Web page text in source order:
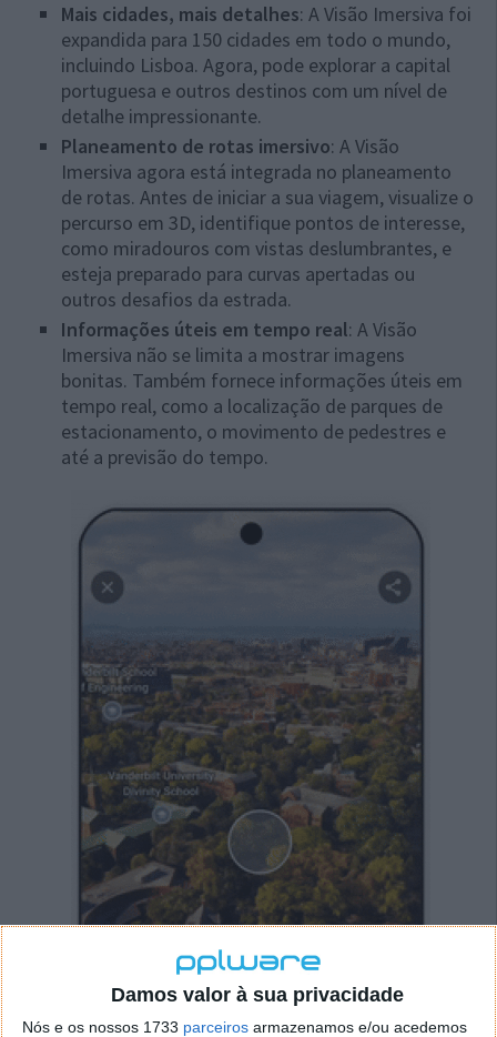
Damos valor à sua privacidade
Nós e os nossos 1733 parceiros armazenamos e/ou acedemos
Mais cidades, mais detalhes: A Visão Imersiva foi
expandida para 150 cidades em todo o mundo,
incluindo Lisboa. Agora, pode explorar a capital
portuguesa e outros destinos com um nível de
detalhe impressionante.
Planeamento de rotas imersivo: A Visão
Imersiva agora está integrada no planeamento
de rotas. Antes de iniciar a sua viagem, visualize o
percurso em 3D, identifique pontos de interesse,
como miradouros com vistas deslumbrantes, e
esteja preparado para curvas apertadas ou
outros desafios da estrada.
Informações úteis em tempo real: A Visão
Imersiva não se limita a mostrar imagens
bonitas. Também fornece informações úteis em
tempo real, como a localização de parques de
estacionamento, o movimento de pedestres e
até a previsão do tempo.